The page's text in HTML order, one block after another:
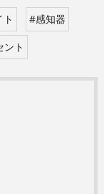
#感知器
ント